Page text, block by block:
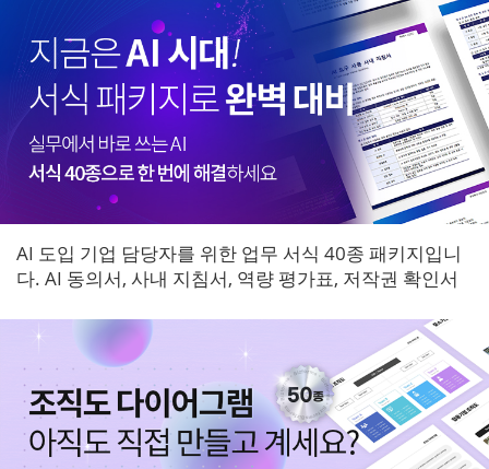
AI 도입 기업 담당자를 위한 업무 서식 40종 패키지입니
다. AI 동의서, 사내 지침서, 역량 평가표, 저작권 확인서